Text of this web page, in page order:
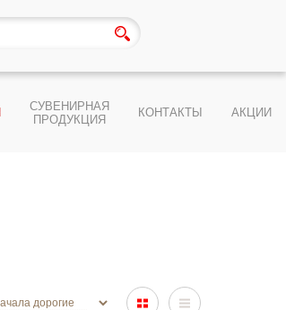
СУВЕНИРНАЯ
ПРОДУКЦИЯ
КОНТАКТЫ АКЦИИ